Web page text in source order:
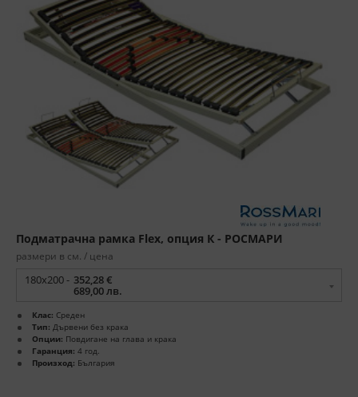
Подматрачна рамка Flex, опция К - РОСМАРИ
размери в см. / цена
180x200 - 352,28 €
689,00 лв.
Клас: Среден
Тип: Дървени без крака
Опции: Повдигане на глава и крака
Гаранция: 4 год.
Произход: България